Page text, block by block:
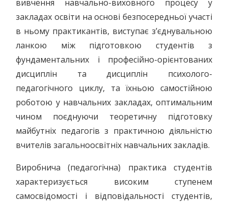
вивчення навчально-виховного процесу у
закладах освіти на основі безпосередньої участі
в ньому практикантів, виступає з’єднувальною
ланкою між підготовкою студентів з
фундаментальних і професійно-орієнтованих
дисциплін та дисциплін психолого-
педагогічного циклу, та їхньою самостійною
роботою у навчальних закладах, оптимальним
чином поєднуючи теоретичну підготовку
майбутніх педагогів з практичною діяльністю
вчителів загальноосвітніх навчальних закладів.
Виробнича (педагогічна) практика студентів
характеризується високим ступенем
самосвідомості і відповідальності студентів,